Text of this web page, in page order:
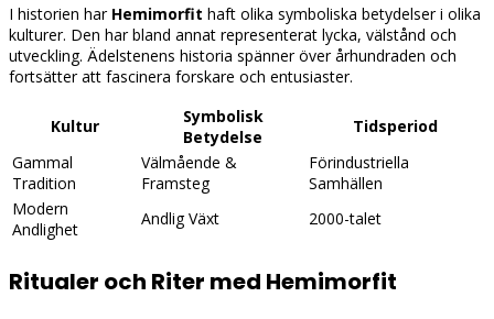
I historien har Hemimorfit haft olika symboliska betydelser i olika
kulturer. Den har bland annat representerat lycka, välstånd och
utveckling. Ädelstenens historia spänner över århundraden och
fortsätter att fascinera forskare och entusiaster.
Kultur
Symbolisk
Betydelse
Tidsperiod
Gammal
Tradition
Välmående &
Framsteg
Förindustriella
Samhällen
Modern
Andlighet
Andlig Växt 2000-talet
Ritualer och Riter med Hemimorfit